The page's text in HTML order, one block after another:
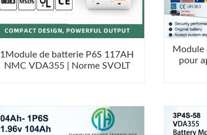
1Module de batterie P6S 117AH
NMC VDA355 | Norme SVOLT
Module
pour